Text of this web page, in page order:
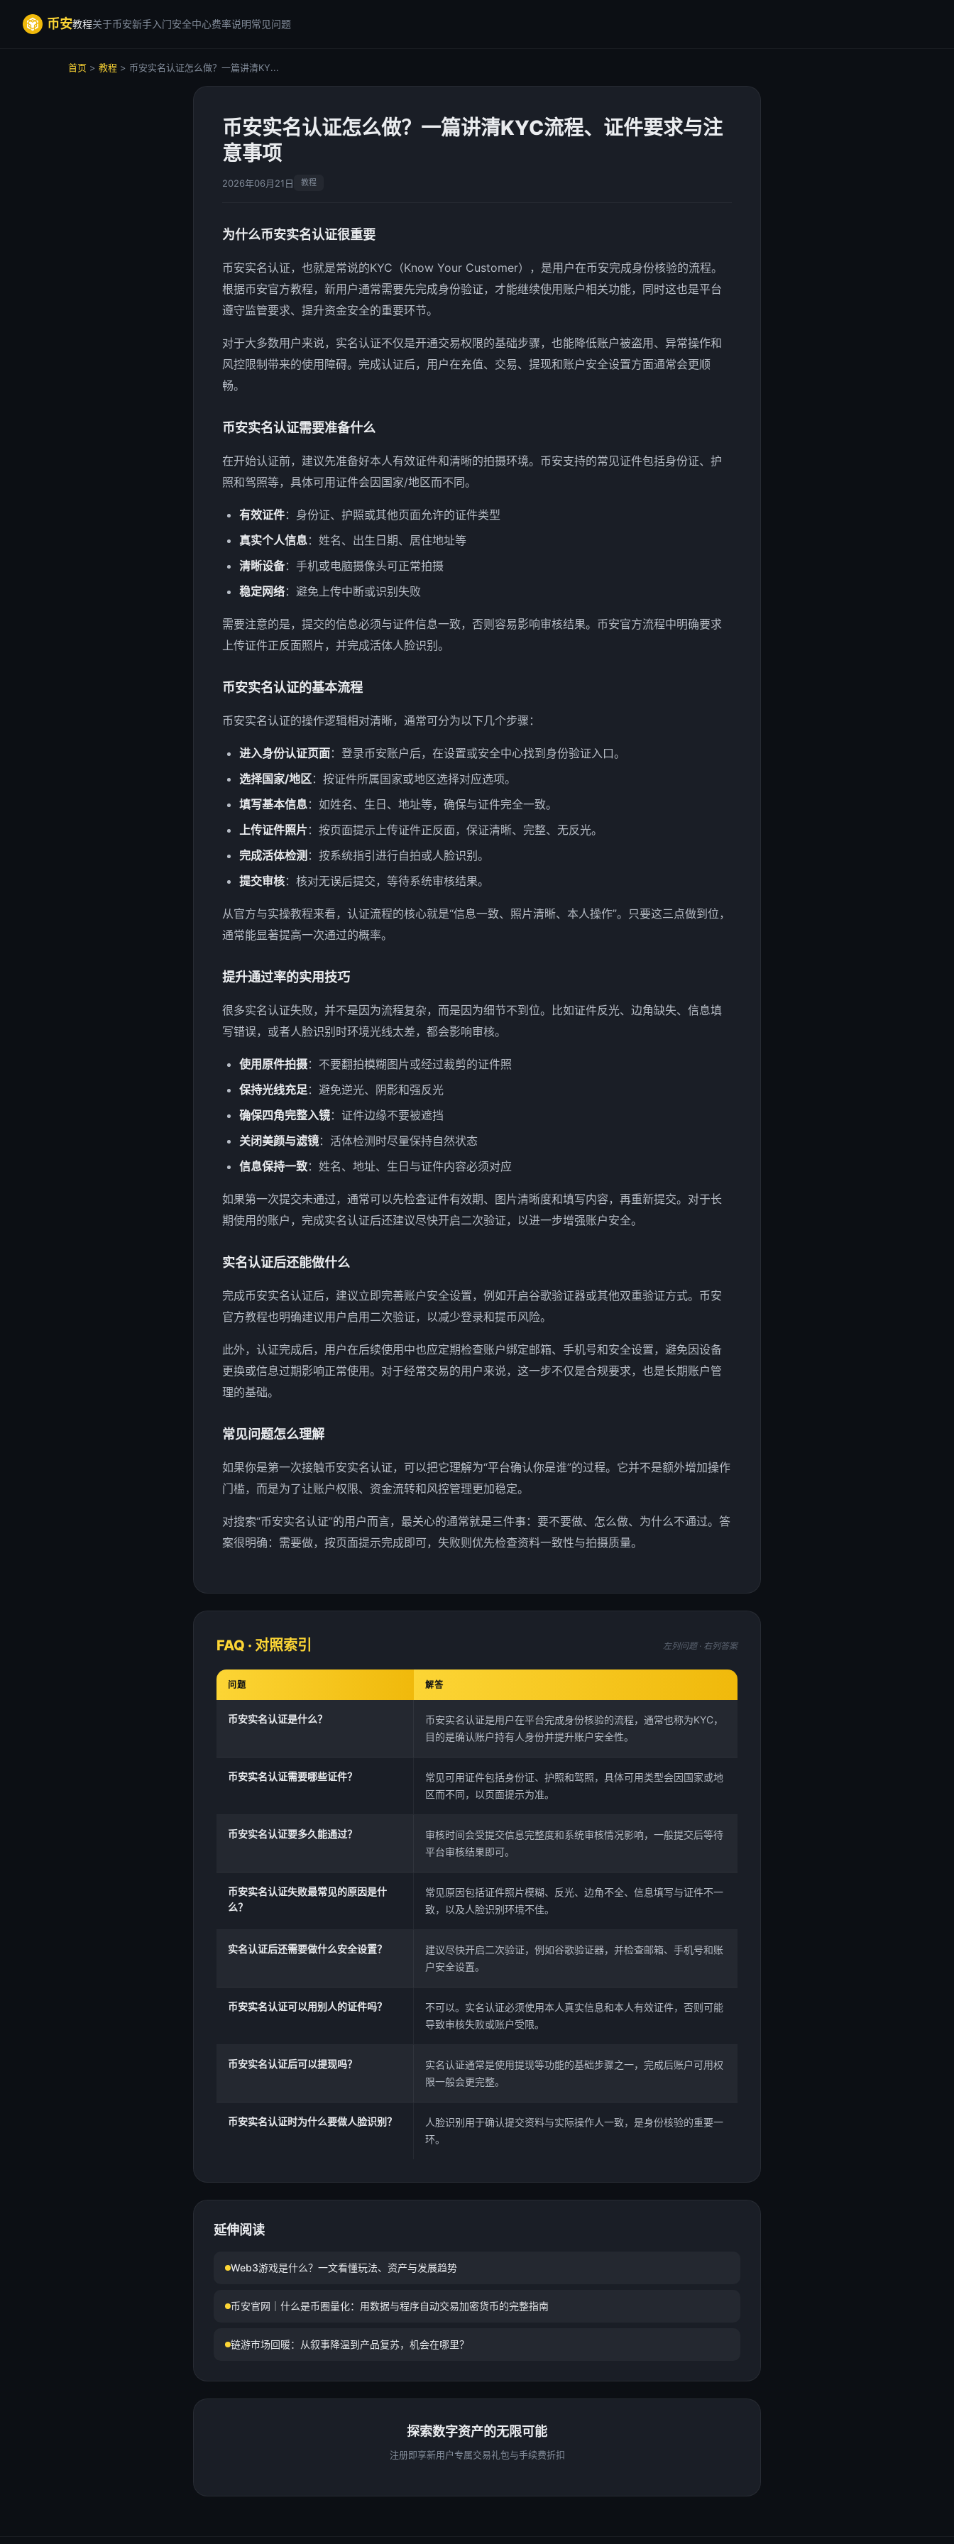
币安教程关于币安新手入门安全中心费率说明常见问题
首页 > 教程 > 币安实名认证怎么做？一篇讲清KY...
币安实名认证怎么做？一篇讲清KYC流程、证件要求与注
意事项
2026年06月21日 教程
为什么币安实名认证很重要
币安实名认证，也就是常说的KYC（Know Your Customer），是用户在币安完成身份核验的流程。
根据币安官方教程，新用户通常需要先完成身份验证，才能继续使用账户相关功能，同时这也是平台
遵守监管要求、提升资金安全的重要环节。
对于大多数用户来说，实名认证不仅是开通交易权限的基础步骤，也能降低账户被盗用、异常操作和
风控限制带来的使用障碍。完成认证后，用户在充值、交易、提现和账户安全设置方面通常会更顺
畅。
币安实名认证需要准备什么
在开始认证前，建议先准备好本人有效证件和清晰的拍摄环境。币安支持的常见证件包括身份证、护
照和驾照等，具体可用证件会因国家/地区而不同。
有效证件：身份证、护照或其他页面允许的证件类型
真实个人信息：姓名、出生日期、居住地址等
清晰设备：手机或电脑摄像头可正常拍摄
稳定网络：避免上传中断或识别失败
需要注意的是，提交的信息必须与证件信息一致，否则容易影响审核结果。币安官方流程中明确要求
上传证件正反面照片，并完成活体人脸识别。
币安实名认证的基本流程
币安实名认证的操作逻辑相对清晰，通常可分为以下几个步骤：
进入身份认证页面：登录币安账户后，在设置或安全中心找到身份验证入口。
选择国家/地区：按证件所属国家或地区选择对应选项。
填写基本信息：如姓名、生日、地址等，确保与证件完全一致。
上传证件照片 ：按页面提示上传证件正反面，保证清晰、完整、无反光。
完成活体检测 ：按系统指引进行自拍或人脸识别。
提交审核：核对无误后提交，等待系统审核结果。
从官方与实操教程来看，认证流程的核心就是“信息一致、照片清晰、本人操作”。只要这三点做到位，
通常能显著提高一次通过的概率。
提升通过率的实用技巧
很多实名认证失败，并不是因为流程复杂，而是因为细节不到位。比如证件反光、边角缺失、信息填
写错误，或者人脸识别时环境光线太差，都会影响审核。
使用原件拍摄：不要翻拍模糊图片或经过裁剪的证件照
保持光线充足：避免逆光、阴影和强反光
确保四角完整入镜：证件边缘不要被遮挡
关闭美颜与滤镜：活体检测时尽量保持自然状态
信息保持一致：姓名、地址、生日与证件内容必须对应
如果第一次提交未通过，通常可以先检查证件有效期、图片清晰度和填写内容，再重新提交。对于长
期使用的账户，完成实名认证后还建议尽快开启二次验证，以进一步增强账户安全。
实名认证后还能做什么
完成币安实名认证后，建议立即完善账户安全设置，例如开启谷歌验证器或其他双重验证方式。币安
官方教程也明确建议用户启用二次验证，以减少登录和提币风险。
此外，认证完成后，用户在后续使用中也应定期检查账户绑定邮箱、手机号和安全设置，避免因设备
更换或信息过期影响正常使用。对于经常交易的用户来说，这一步不仅是合规要求，也是长期账户管
理的基础。
常见问题怎么理解
如果你是第一次接触币安实名认证，可以把它理解为“平台确认你是谁”的过程。它并不是额外增加操作
门槛，而是为了让账户权限、资金流转和风控管理更加稳定。
对搜索“币安实名认证”的用户而言，最关心的通常就是三件事：要不要做、怎么做、为什么不通过。答
案很明确：需要做，按页面提示完成即可，失败则优先检查资料一致性与拍摄质量。
FAQ · 对照索引 左列问题 · 右列答案
问题 解答
币安实名认证是什么？
币安实名认证是用户在平台完成身份核验的流程，通常也称为KYC，
目的是确认账户持有人身份并提升账户安全性。
币安实名认证需要哪些证件？
常见可用证件包括身份证、护照和驾照，具体可用类型会因国家或地
区而不同，以页面提示为准。
币安实名认证要多久能通过？
审核时间会受提交信息完整度和系统审核情况影响，一般提交后等待
平台审核结果即可。
币安实名认证失败最常见的原因是什
么？
常见原因包括证件照片模糊、反光、边角不全、信息填写与证件不一
致，以及人脸识别环境不佳。
实名认证后还需要做什么安全设置？
建议尽快开启二次验证，例如谷歌验证器，并检查邮箱、手机号和账
户安全设置。
币安实名认证可以用别人的证件吗？
不可以。实名认证必须使用本人真实信息和本人有效证件，否则可能
导致审核失败或账户受限。
币安实名认证后可以提现吗？
实名认证通常是使用提现等功能的基础步骤之一，完成后账户可用权
限一般会更完整。
币安实名认证时为什么要做人脸识别？
人脸识别用于确认提交资料与实际操作人一致，是身份核验的重要一
环。
延伸阅读
Web3游戏是什么？一文看懂玩法、资产与发展趋势
币安官网｜什么是币圈量化：用数据与程序自动交易加密货币的完整指南
链游市场回暖：从叙事降温到产品复苏，机会在哪里？
探索数字资产的无限可能
注册即享新用户专属交易礼包与手续费折扣